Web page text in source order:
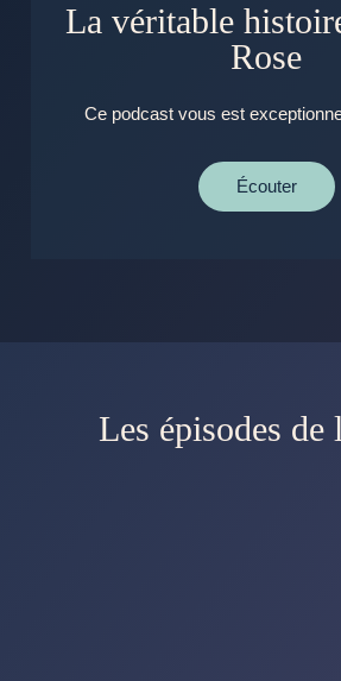
La véritable histoire d'Emily
Rose
Ce podcast vous est
Écouter
Les épisodes de